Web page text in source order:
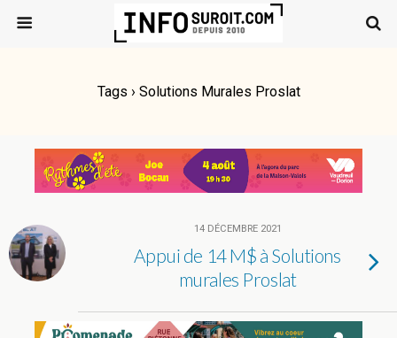
Tags › Solutions Murales Proslat
14 DÉCEMBRE 2021
Appui de 14 M$ à Solutions
murales Proslat